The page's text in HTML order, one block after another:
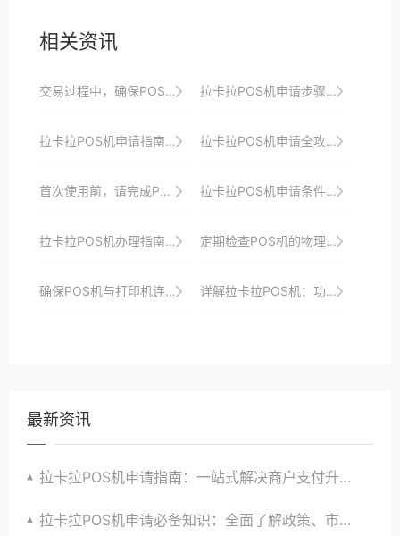
相关资讯
交易过程中，确保POS机屏幕显示的信息准确无误。 拉卡拉POS机申请步骤：新手必看的操作指南
拉卡拉POS机申请指南：轻松接入移动支付 拉卡拉POS机申请全攻略：从申请到使用的全方位指导
首次使用前，请完成POS机的初始化设置。 拉卡拉POS机申请条件：企业用户需要注意什么？
拉卡拉POS机办理指南：从零到一，轻松掌握收银新技能 定期检查POS机的物理接口是否松动或损坏。
确保POS机与打印机连接正常，避免打印错误。 详解拉卡拉POS机：功能、优势与应用场景
最新资讯
拉卡拉POS机申请指南：一站式解决商户支付升级、智能化与创新需求
拉卡拉POS机申请必备知识：全面了解政策、市场、技术与创新趋势